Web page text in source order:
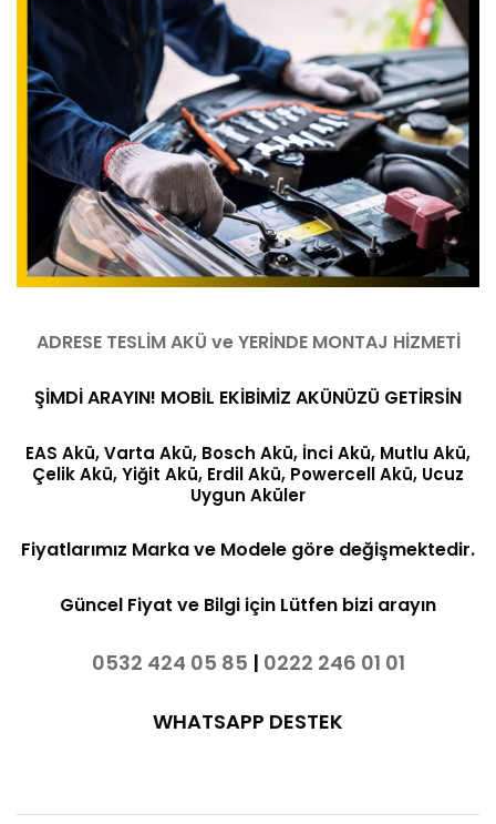
ADRESE TESLİM AKÜ ve YERİNDE MONTAJ HİZMETİ
ŞİMDİ ARAYIN! MOBİL EKİBİMİZ AKÜNÜZÜ GETİRSİN
EAS Akü, Varta Akü, Bosch Akü, İnci Akü, Mutlu Akü,
Çelik Akü, Yiğit Akü, Erdil Akü, Powercell Akü, Ucuz
Uygun Aküler
Fiyatlarımız Marka ve Modele göre değişmektedir.
Güncel Fiyat ve Bilgi için Lütfen bizi arayın
0532 424 05 85 | 0222 246 01 01
WHATSAPP DESTEK